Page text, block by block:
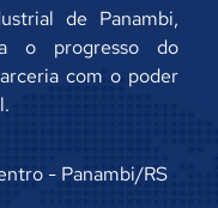
de Panambi,
o progresso do
com o poder
- Panambi/RS